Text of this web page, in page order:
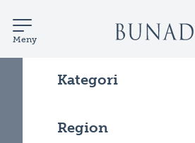
Meny
Kategori
Region